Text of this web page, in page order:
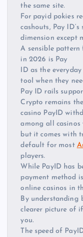
the same site.
For payid pokies
cashouts, Pay
dimension except
A sensible pattern
in 2026 is Pay
ID as the
tool when they
Pay ID rails
Crypto remains
casino PayID
among all casinos
but it comes with
default for most
players.
While PayID has
payment method
online casinos in
By understanding
clearer picture of
you.
The speed of